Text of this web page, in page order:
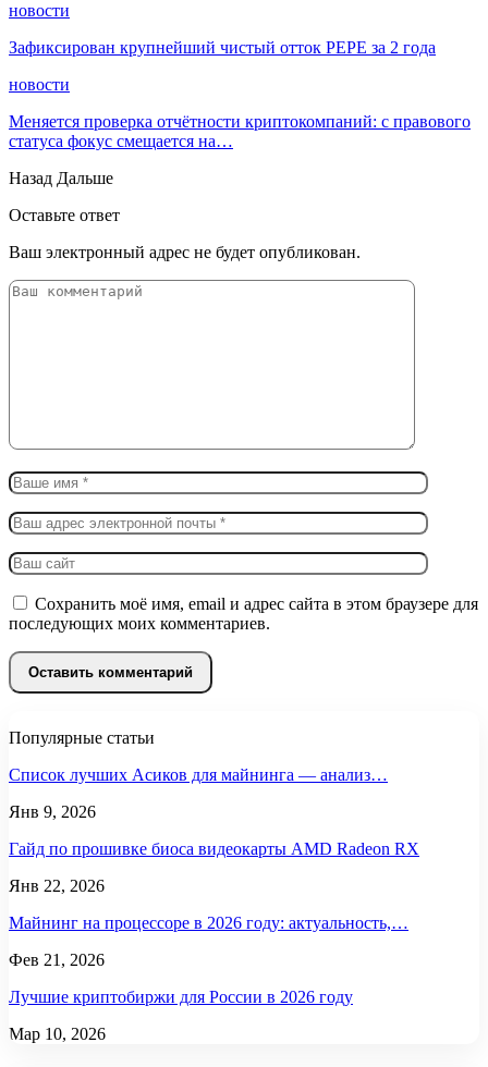
новости
Зафиксирован крупнейший чистый отток PEPE за 2 года
новости
Меняется проверка отчётности криптокомпаний: с правового
статуса фокус смещается на…
Назад Дальше
Оставьте ответ
Ваш электронный адрес не будет опубликован.
Сохранить моё имя, email и адрес сайта в этом браузере для
последующих моих комментариев.
Популярные статьи
Список лучших Асиков для майнинга — анализ…
Янв 9, 2026
Гайд по прошивке биоса видеокарты AMD Radeon RX
Янв 22, 2026
Майнинг на процессоре в 2026 году: актуальность,…
Фев 21, 2026
Лучшие криптобиржи для России в 2026 году
Мар 10, 2026